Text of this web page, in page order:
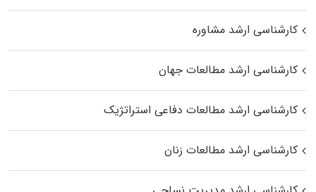
کارشناسی ارشد مشاوره
کارشناسی ارشد مطالعات جهان
کارشناسی ارشد مطالعات دفاعی استراتژیک
کارشناسی ارشد مطالعات زنان